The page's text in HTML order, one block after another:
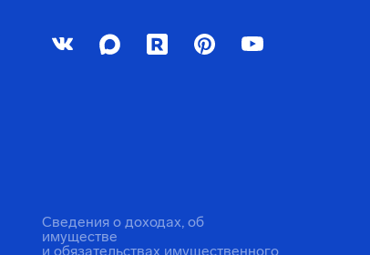
Сведения о доходах, об
имуществе
и обязательствах имущественного